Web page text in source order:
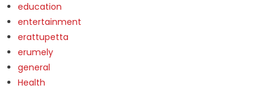
education
entertainment
erattupetta
erumely
general
Health